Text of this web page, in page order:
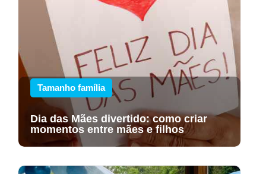
Tamanho família
Dia das Mães divertido: como criar
momentos entre mães e filhos